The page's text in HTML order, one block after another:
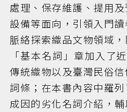
處理、保存維護、提用
設備等面向，引領入門
脈絡探索織品文物領域
「基本名詞」章加入了
傳統織物以及臺灣民俗
詞條；在本書內容中羅
成因的劣化名詞介紹，